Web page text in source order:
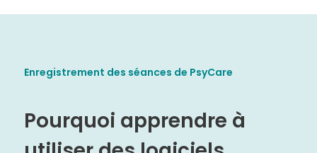
Enregistrement des séances de PsyCare
Pourquoi apprendre à